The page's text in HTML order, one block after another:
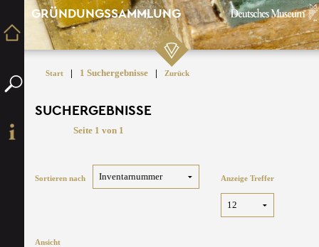
GRÜNDUNGSSAMMLUNG
Start | 1 Suchergebnisse | Zurück
SUCHERGEBNISSE
Seite 1 von 1
Sortieren nach Anzeige Treffer
Ansicht